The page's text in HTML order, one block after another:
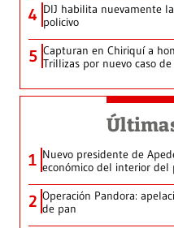
4 DIJ habilita nuevamente
policivo
5 Capturan en Chiriquí a
Trillizas por nuevo caso
1 Nuevo presidente de
económico del interior del
2 Operación Pandora:
de pan